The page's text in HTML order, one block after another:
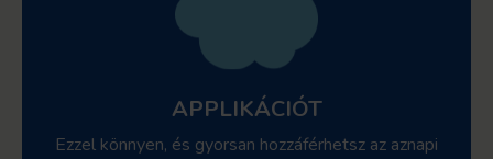
APPLIKÁCIÓT
Ezzel könnyen, és gyorsan hozzáférhetsz az aznapi